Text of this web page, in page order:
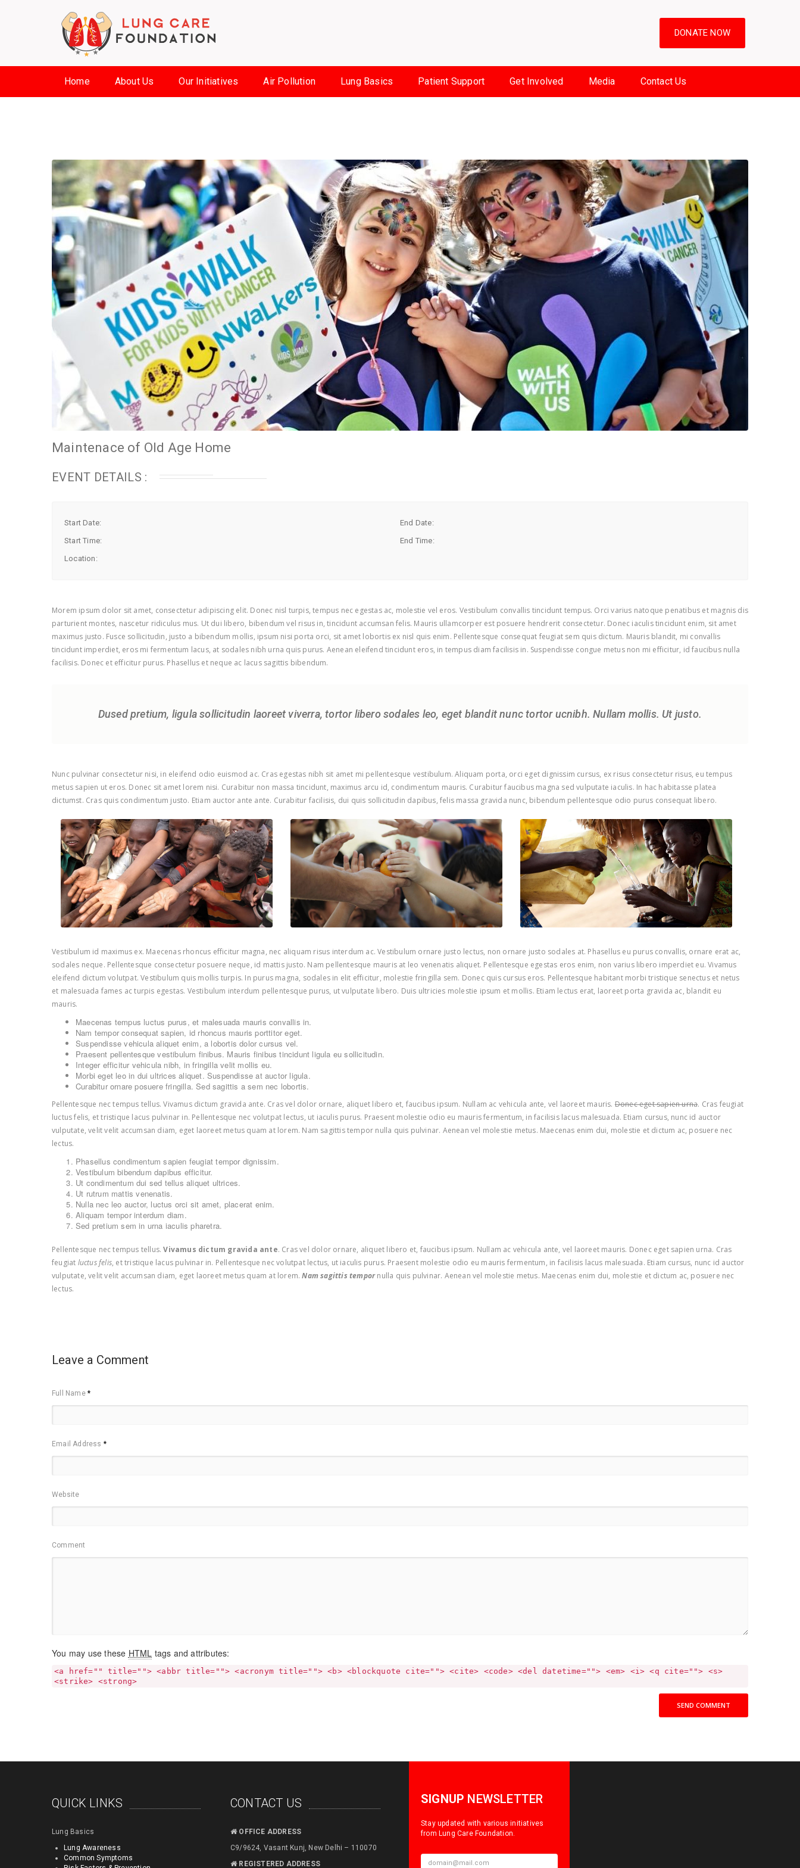
DONATE NOW
Home About Us Our Initiatives Air Pollution Lung Basics Patient Support Get Involved Media Contact Us
Maintenace of Old Age Home
EVENT DETAILS :
Start Date:
End Date:
Start Time:
End Time:
Location:
Morem ipsum dolor sit amet, consectetur adipiscing elit. Donec nisl turpis, tempus nec egestas ac, molestie vel eros. Vestibulum convallis tincidunt tempus. Orci varius natoque penatibus et magnis dis
parturient montes, nascetur ridiculus mus. Ut dui libero, bibendum vel risus in, tincidunt accumsan felis. Mauris ullamcorper est posuere hendrerit consectetur. Donec iaculis tincidunt enim, sit amet
maximus justo. Fusce sollicitudin, justo a bibendum mollis, ipsum nisi porta orci, sit amet lobortis ex nisl quis enim. Pellentesque consequat feugiat sem quis dictum. Mauris blandit, mi convallis
tincidunt imperdiet, eros mi fermentum lacus, at sodales nibh urna quis purus. Aenean eleifend tincidunt eros, in tempus diam facilisis in. Suspendisse congue metus non mi efficitur, id faucibus nulla
facilisis. Donec et efficitur purus. Phasellus et neque ac lacus sagittis bibendum.
Dused pretium, ligula sollicitudin laoreet viverra, tortor libero sodales leo, eget blandit nunc tortor ucnibh. Nullam mollis. Ut justo.
Nunc pulvinar consectetur nisi, in eleifend odio euismod ac. Cras egestas nibh sit amet mi pellentesque vestibulum. Aliquam porta, orci eget dignissim cursus, ex risus consectetur risus, eu tempus
metus sapien ut eros. Donec sit amet lorem nisi. Curabitur non massa tincidunt, maximus arcu id, condimentum mauris. Curabitur faucibus magna sed vulputate iaculis. In hac habitasse platea
dictumst. Cras quis condimentum justo. Etiam auctor ante ante. Curabitur facilisis, dui quis sollicitudin dapibus, felis massa gravida nunc, bibendum pellentesque odio purus consequat libero.
Vestibulum id maximus ex. Maecenas rhoncus efficitur magna, nec aliquam risus interdum ac. Vestibulum ornare justo lectus, non ornare justo sodales at. Phasellus eu purus convallis, ornare erat ac,
sodales neque. Pellentesque consectetur posuere neque, id mattis justo. Nam pellentesque mauris at leo venenatis aliquet. Pellentesque egestas eros enim, non varius libero imperdiet eu. Vivamus
eleifend dictum volutpat. Vestibulum quis mollis turpis. In purus magna, sodales in elit efficitur, molestie fringilla sem. Donec quis cursus eros. Pellentesque habitant morbi tristique senectus et netus
et malesuada fames ac turpis egestas. Vestibulum interdum pellentesque purus, ut vulputate libero. Duis ultricies molestie ipsum et mollis. Etiam lectus erat, laoreet porta gravida ac, blandit eu
mauris.
Maecenas tempus luctus purus, et malesuada mauris convallis in.
Nam tempor consequat sapien, id rhoncus mauris porttitor eget.
Suspendisse vehicula aliquet enim, a lobortis dolor cursus vel.
Praesent pellentesque vestibulum finibus. Mauris finibus tincidunt ligula eu sollicitudin.
Integer efficitur vehicula nibh, in fringilla velit mollis eu.
Morbi eget leo in dui ultrices aliquet. Suspendisse at auctor ligula.
Curabitur ornare posuere fringilla. Sed sagittis a sem nec lobortis.
Pellentesque nec tempus tellus. Vivamus dictum gravida ante. Cras vel dolor ornare, aliquet libero et, faucibus ipsum. Nullam ac vehicula ante, vel laoreet mauris. Donec eget sapien urna. Cras feugiat
luctus felis, et tristique lacus pulvinar in. Pellentesque nec volutpat lectus, ut iaculis purus. Praesent molestie odio eu mauris fermentum, in facilisis lacus malesuada. Etiam cursus, nunc id auctor
vulputate, velit velit accumsan diam, eget laoreet metus quam at lorem. Nam sagittis tempor nulla quis pulvinar. Aenean vel molestie metus. Maecenas enim dui, molestie et dictum ac, posuere nec
lectus.
Phasellus condimentum sapien feugiat tempor dignissim.
Vestibulum bibendum dapibus efficitur.
Ut condimentum dui sed tellus aliquet ultrices.
Ut rutrum mattis venenatis.
Nulla nec leo auctor, luctus orci sit amet, placerat enim.
Aliquam tempor interdum diam.
Sed pretium sem in urna iaculis pharetra.
Pellentesque nec tempus tellus.Vivamus dictum gravida ante. Cras vel dolor ornare, aliquet libero et, faucibus ipsum. Nullam ac vehicula ante, vel laoreet mauris. Donec eget sapien urna. Cras
feugiat luctus felis, et tristique lacus pulvinar in. Pellentesque nec volutpat lectus, ut iaculis purus. Praesent molestie odio eu mauris fermentum, in facilisis lacus malesuada. Etiam cursus, nunc id auctor
vulputate, velit velit accumsan diam, eget laoreet metus quam at lorem. Nam sagittis tempornulla quis pulvinar. Aenean vel molestie metus. Maecenas enim dui, molestie et dictum ac, posuere nec
lectus.
Leave a Comment
Full Name*
Email Address *
Website
Comment
You may use these HTML tags and attributes:
<a href="" title=""> <abbr title=""> <acronym title=""> <b> <blockquote cite=""> <cite> <code> <del datetime=""> <em> <i> <q cite=""> <s>
<strike> <strong>
SEND COMMENT
QUICK LINKS
Lung Basics
Lung Awareness
Common Symptoms
CONTACT US
OFFICE ADDRESS
C9/9624, Vasant Kunj, New Delhi – 110070
REGISTERED ADDRESS
SIGNUP NEWSLETTER
Stay updated with various initiatives
from Lung Care Foundation.